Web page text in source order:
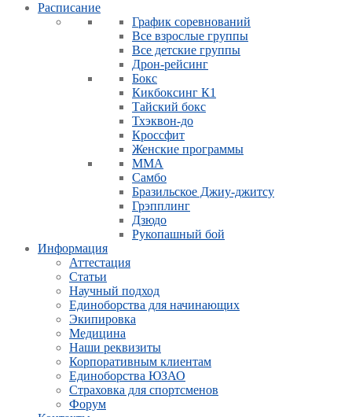
Расписание
График соревнований
Все взрослые группы
Все детские группы
Дрон-рейсинг
Бокс
Кикбоксинг К1
Тайский бокс
Тхэквон-до
Кроссфит
Женские программы
ММА
Самбо
Бразильское Джиу-джитсу
Грэпплинг
Дзюдо
Рукопашный бой
Информация
Аттестация
Статьи
Научный подход
Единоборства для начинающих
Экипировка
Медицина
Наши реквизиты
Корпоративным клиентам
Единоборства ЮЗАО
Страховка для спортсменов
Форум